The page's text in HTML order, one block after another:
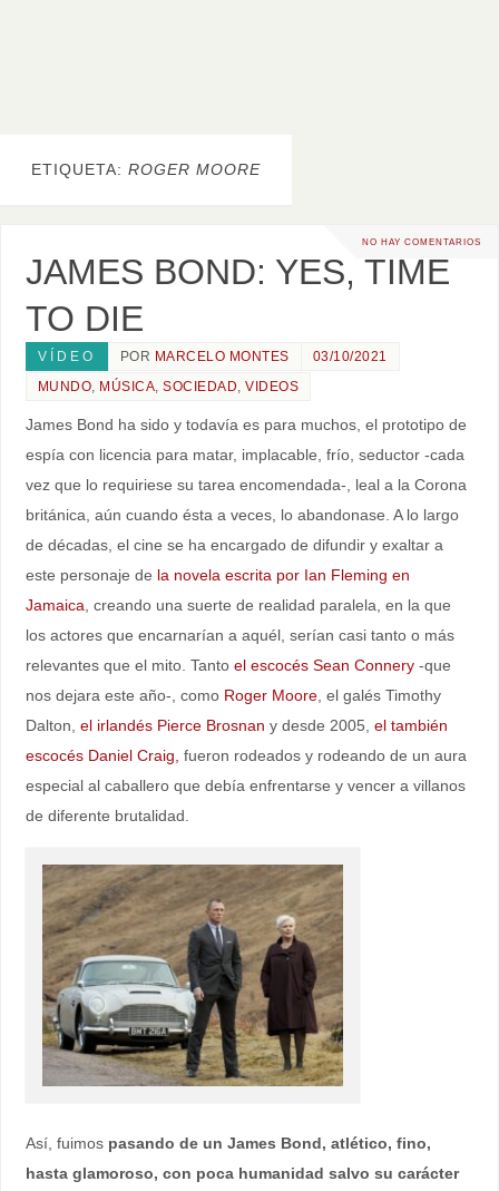
ETIQUETA: ROGER MOORE
NO HAY COMENTARIOS
JAMES BOND: YES, TIME
TO DIE
VÍDEO POR MARCELO MONTES
03/10/2021
MUNDO, MÚSICA,SOCIEDAD,VIDEOS
James Bond ha sido y todavía es para muchos, el prototipo de
espía con licencia para matar, implacable, frío, seductor -cada
vez que lo requiriese su tarea encomendada-, leal a la Corona
británica, aún cuando ésta a veces, lo abandonase. A lo largo
de décadas, el cine se ha encargado de difundir y exaltar a
este personaje de la novela escrita por Ian Fleming en
Jamaica, creando una suerte de realidad paralela, en la que
los actores que encarnarían a aquél, serían casi tanto o más
relevantes que el mito. Tanto el escocés Sean Connery-que
nos dejara este año-, como Roger Moore, el galés Timothy
Dalton, el irlandés Pierce Brosnan y desde 2005, el también
escocés Daniel Craig, fueron rodeados y rodeando de un aura
especial al caballero que debía enfrentarse y vencer a villanos
de diferente brutalidad.
Así, fuimos pasando de un James Bond, atlético, fino,
hasta glamoroso, con poca humanidad salvo su carácter